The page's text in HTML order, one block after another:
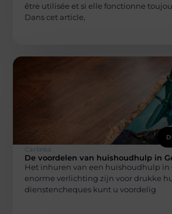
être utilisée et si elle fonctionne
Dans cet article,
Carlinks
De voordelen van huishoudhulp in
Het inhuren van een huishoudhulp in
enorme verlichting zijn voor drukke
dienstencheques kunt u voordelig